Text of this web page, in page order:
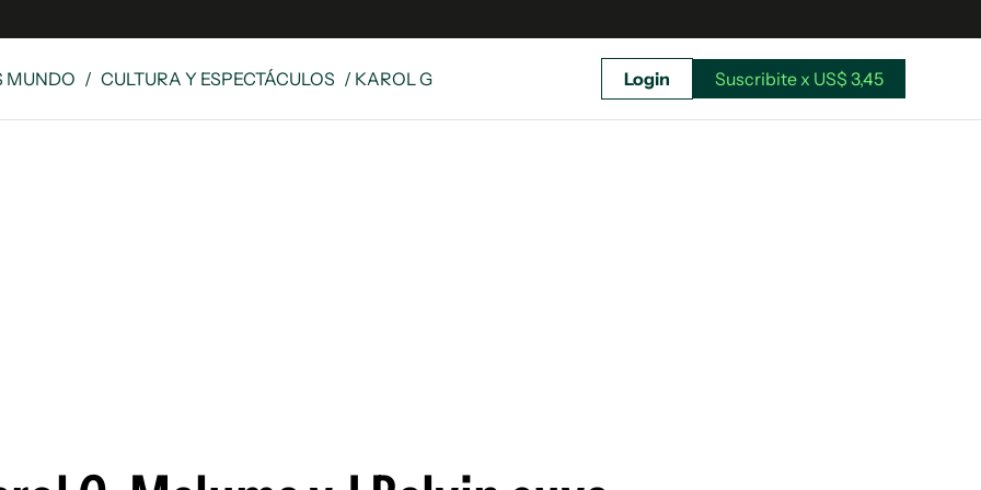
MUNDO / CULTURA Y ESPECTÁCULOS / KAROL G Login Suscribite x US$ 3,45